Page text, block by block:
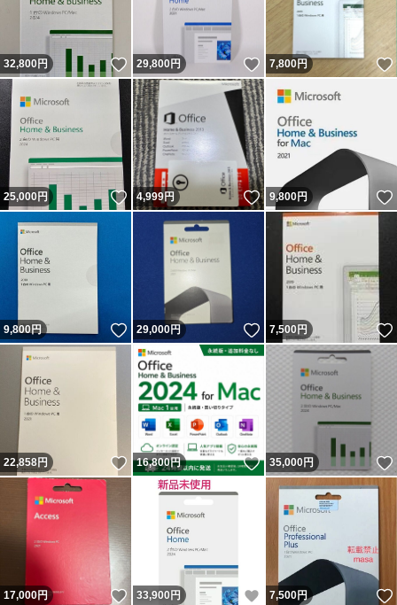
32,800円 いいね！
29,800円 いいね！
7,800円
25,000円 いいね！
4,999円 いいね！
9,800円
9,800円 いいね！
29,000円 いいね！
7,500円
22,858円 いいね！
16,800円 いいね！
35,000円
17,000円 いいね！
33,900 円 いいね！
7,500円